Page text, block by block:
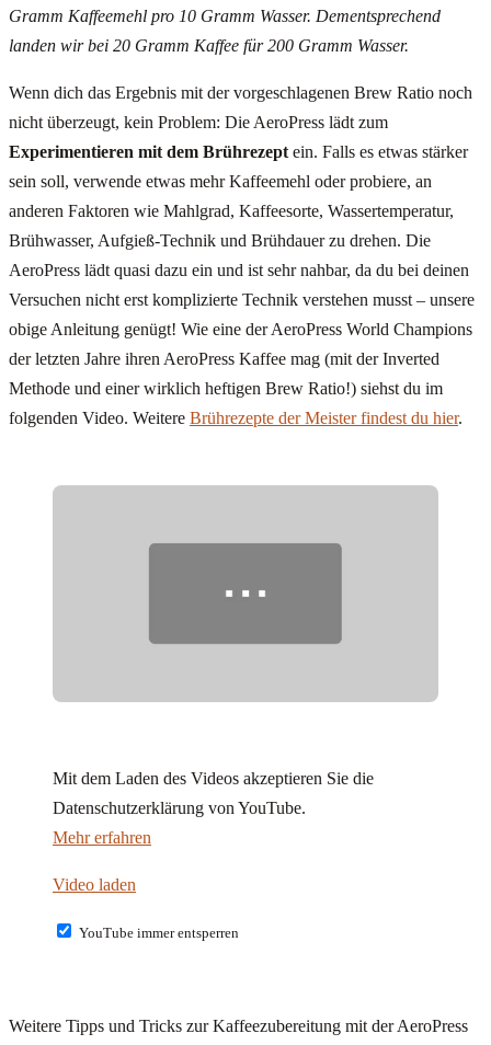
Gramm Kaffeemehl pro 10 Gramm Wasser. Dementsprechend
landen wir bei 20 Gramm Kaffee für 200 Gramm Wasser.
Wenn dich das Ergebnis mit der vorgeschlagenen Brew Ratio noch
nicht überzeugt, kein Problem: Die AeroPress lädt zum
Experimentieren mit dem Brührezept ein. Falls es etwas stärker
sein soll, verwende etwas mehr Kaffeemehl oder probiere, an
anderen Faktoren wie Mahlgrad, Kaffeesorte, Wassertemperatur,
Brühwasser, Aufgieß-Technik und Brühdauer zu drehen. Die
AeroPress lädt quasi dazu ein und ist sehr nahbar, da du bei deinen
Versuchen nicht erst komplizierte Technik verstehen musst – unsere
obige Anleitung genügt! Wie eine der AeroPress World Champions
der letzten Jahre ihren AeroPress Kaffee mag (mit der Inverted
Methode und einer wirklich heftigen Brew Ratio!) siehst du im
folgenden Video. Weitere Brührezepte der Meister findest du hier.
Mit dem Laden des Videos akzeptieren Sie die
Datenschutzerklärung von YouTube.
Mehr erfahren
Video laden
YouTube immer entsperren
Weitere Tipps und Tricks zur Kaffeezubereitung mit der AeroPress